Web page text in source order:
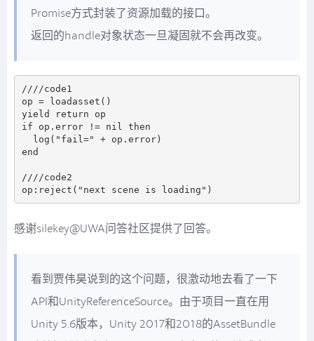
Promise方式封装了资源加载的接口。
返回的handle对象状态一旦凝固就不会再改变。
////code1
op = loadasset()
yield return op
if op.error != nil then
end
////code2
感谢silekey@UWA问答社区提供了回答。
看到贾伟昊说到的这个问题，很激动地去看了一下
API和UnityReferenceSource。由于项目一直在用
Unity 5.6版本，Unity 2017和2018的AssetBundle